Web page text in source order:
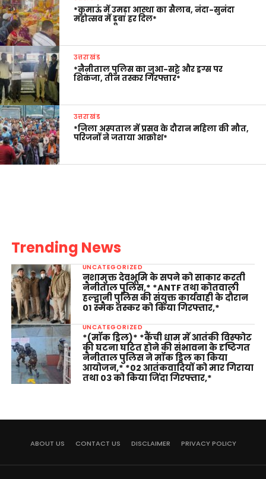
*कुमाऊं में उमड़ा आस्था का सैलाब, नंदा-सुनंदा
महोत्सव में डूबा हर दिल*
उत्तराखंड
*नैनीताल पुलिस का जुआ-सट्टे और ड्रग्स पर
शिकंजा, तीन तस्कर गिरफ्तार*
उत्तराखंड
*जिला अस्पताल में प्रसव के दौरान महिला की मौत,
परिजनों ने जताया आक्रोश*
Trending News
UNCATEGORIZED
नशामुक्त देवभूमि के सपने को साकार करती
नैनीताल पुलिस,* *ANTF तथा कोतवाली
हल्द्वानी पुलिस की संयुक्त कार्यवाही के दौरान
01 स्मैक तस्कर को किया गिरफ्तार,*
UNCATEGORIZED
*(मॉक ड्रिल)* *कैंची धाम में आतंकी विस्फोट
की घटना घटित होने की संभावना के दृष्टिगत
नैनीताल पुलिस ने मॉक ड्रिल का किया
आयोजन,* *02 आतंकवादियों को मार गिराया
तथा 03 को किया जिंदा गिरफ्तार,*
ABOUT US CONTACT US DISCLAIMER PRIVACY POLICY